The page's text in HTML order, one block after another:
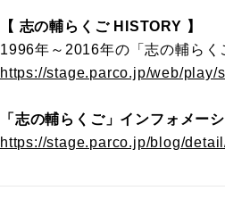
【 志の輔らくご HISTORY 】
1996年～2016年の「志の輔らく
https://stage.parco.jp/web/play/
「志の輔らくご」インフォメー
https://stage.parco.jp/blog/